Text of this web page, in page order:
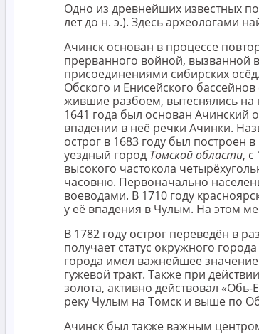
Одно из древнейших известных
лет до н. э.). Здесь археологами
Ачинск основан в процессе
прерванного войной, вызванной
присоединениями сибирских
Обского и Енисейского
жившие разбоем, вытеснялись на
1641 года был основан Ачинский
впадении в неё речки Ачинки.
острог в 1683 году был
уездный город Томской области, с
высокого частокола
часовню. Первоначально
воеводами. В 1710 году
у её впадения в Чулым. На этом
В 1782 году острог переведён в
получает статус окружного
города имел важнейшее
гужевой тракт. Также при
золота, активно действовал
реку Чулым на Томск и выше по
Ачинск был также важным